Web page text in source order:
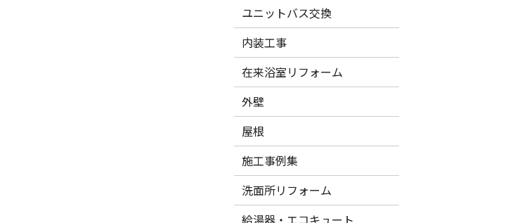
ユニットバス交換
内装工事
在来浴室リフォーム
外壁
屋根
施工事例集
洗面所リフォーム
給湯器・エコキュート